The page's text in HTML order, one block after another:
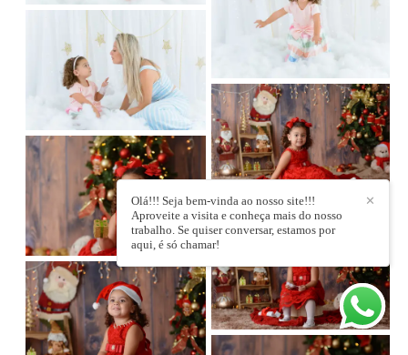
✕
Olá!!! Seja bem-vinda ao nosso site!!!
Aproveite a visita e conheça mais do nosso
trabalho. Se quiser conversar, estamos por
aqui, é só chamar!